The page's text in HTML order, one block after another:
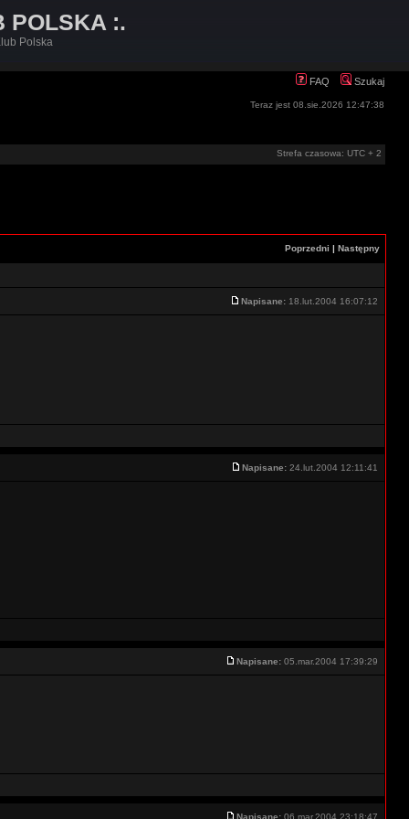
POLSKA :.
Polska
FAQ Szukaj
Teraz jest 08.sie.2026 12:47:38
Strefa czasowa: UTC + 2
Poprzedni | Następny
Napisane: 18.lut.2004 16:07:12
Napisane: 24.lut.2004 12:11:41
Napisane: 05.mar.2004 17:39:29
Napisane: 06.mar.2004 23:18:47